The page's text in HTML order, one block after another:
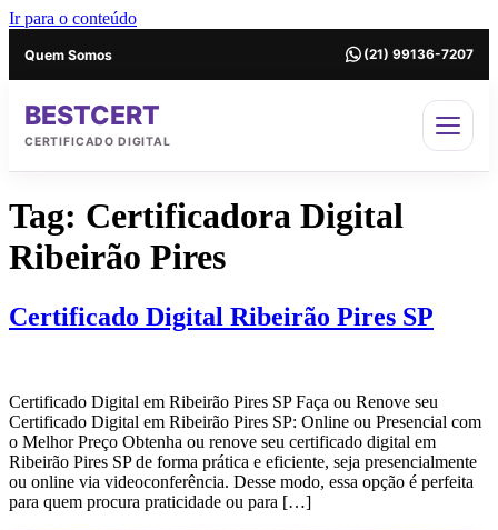
Ir para o conteúdo
Quem Somos (21) 99136-7207
BESTCERT
CERTIFICADO DIGITAL
Tag: Certificadora Digital
Ribeirão Pires
Certificado Digital Ribeirão Pires SP
Certificado Digital em Ribeirão Pires SP Faça ou Renove seu
Certificado Digital em Ribeirão Pires SP: Online ou Presencial com
o Melhor Preço Obtenha ou renove seu certificado digital em
Ribeirão Pires SP de forma prática e eficiente, seja presencialmente
ou online via videoconferência. Desse modo, essa opção é perfeita
para quem procura praticidade ou para […]